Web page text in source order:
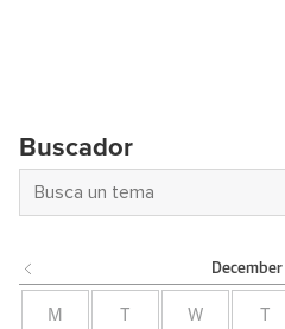
Buscador
December
M W